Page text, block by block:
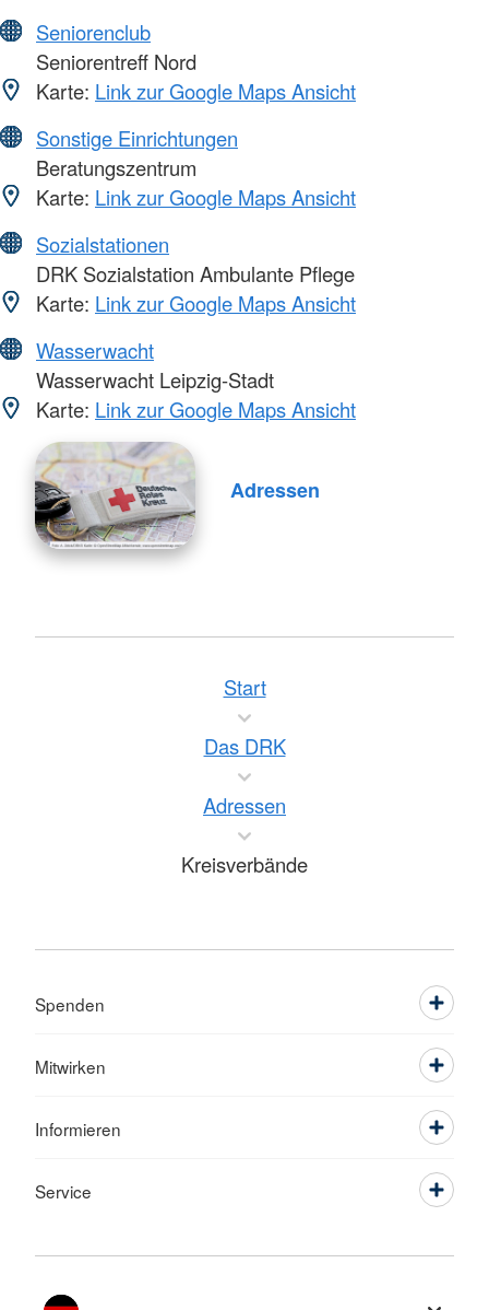
Seniorenclub
Seniorentreff Nord
Karte: Link zur Google Maps Ansicht
Sonstige Einrichtungen
Beratungszentrum
Karte: Link zur Google Maps Ansicht
Sozialstationen
DRK Sozialstation Ambulante Pflege
Karte: Link zur Google Maps Ansicht
Wasserwacht
Wasserwacht Leipzig-Stadt
Karte: Link zur Google Maps Ansicht
Adressen
Start
Das DRK
Adressen
Kreisverbände
Spenden
Mitwirken
Informieren
Service
Sprache wechseln zu